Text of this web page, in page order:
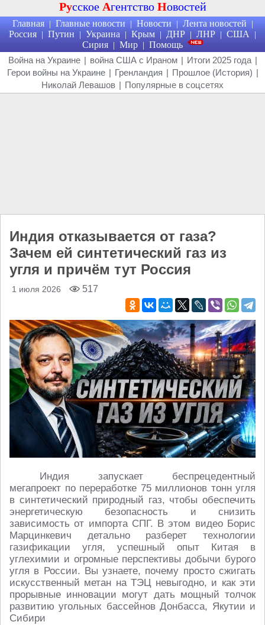
Русское Агентство Новостей
Главная | Главные новости | Новости | Лента новостей |
Россия | Путин | Украина | Крым | ДНР | ЛНР | США |
Сирия | Мир | Помощь
Война на Украине | война США с Ираном | Итоги 2025 года |
Герои войны на Украине | Гренландия | Прошлое (История) |
Николай Левашов | Популярные в соцсетях
Индия отказывается от газа?
Зачем ей синтетический газ из
угля и причём тут Россия
1 июля 2026 517
Индия запускает беспрецедентный
мегапроект по переработке 75 миллионов тонн угля
в синтетический природный газ, чтобы обеспечить
энергетическую безопасность и снизить
зависимость от импорта СПГ. В этом видео Борис
Марцинкевич детально разберет технологии
газификации угля, успешный опыт Китая в
углехимии и огромные перспективы добычи бурого
угля в России. Вы узнаете, почему просто сжигать
искусственный метан на ТЭЦ невыгодно, и как эти
прорывные инновации могут дать мощный толчок
развитию угольных бассейнов Донбасса, Якутии и
Сибири